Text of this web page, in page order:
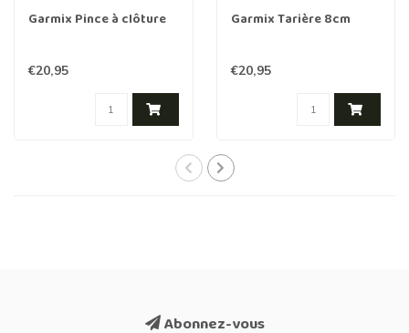
Garmix Pince à clôture
€20,95
Garmix Tarière 8cm
€20,95
Abonnez-vous